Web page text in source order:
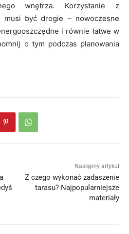
wnętrza. Korzystanie z
musi być drogie – nowoczesne
i równie łatwe w
o tym podczas planowania
Następny artykuł
Z czego wykonać zadaszenie
tarasu? Najpopularniejsze
materiały